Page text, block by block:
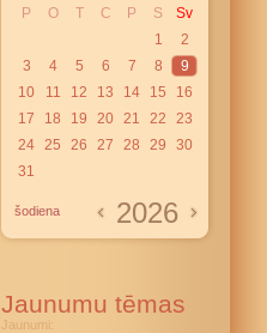
P O T C P S
Sv
1
2
3
4 5 6 7 8
9
10
11 12 13 14 15
16
17
18 19 20 21 22
23
24 25 26 27 28 29
30
31
šodiena 2026
Jaunumu tēmas
Jaunumi: